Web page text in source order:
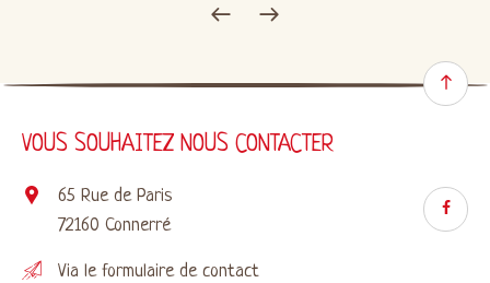
VOUS SOUHAITEZ NOUS CONTACTER
65 Rue de Paris
72160 Connerré
Via le formulaire de contact